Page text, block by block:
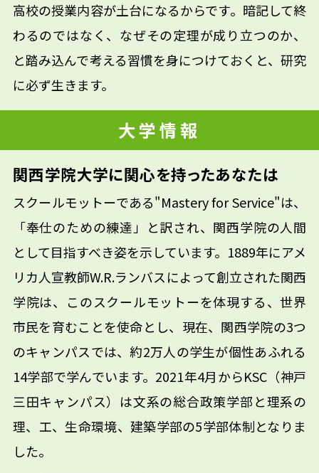
高校の授業内容が土台になるからです。暗記して終
わるのではなく、なぜその定理が成り立つのか、
と踏み込んで考える習慣を身につけておくと、研究
に必ず生きます。
大学情報
関西学院大学に関心を持ったあなたは
スクールモットーである"Mastery for Service"は、
「奉仕のための練達」と訳され、関西学院の人間
として目指すべき姿を示しています。1889年にアメ
リカ人宣教師W.R.ランバスによって創立された関西
学院は、このスクールモットーを体現する、世界
市民を育むことを使命とし、現在、関西学院の3つ
のキャンパスでは、約2万人の学生が個性あふれる
14学部で学んでいます。2021年4月からKSC（神戸
三田キャンパス）は文系の総合政策学部と理系の
理、工、生命環境、建築学部の5学部体制となりま
した。